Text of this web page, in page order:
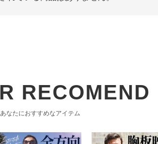
RECOMEND
あなたにおすすめなアイテム